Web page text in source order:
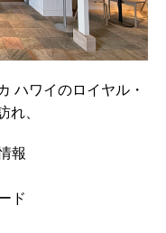
ハワイのロイヤル・
、
報
ド